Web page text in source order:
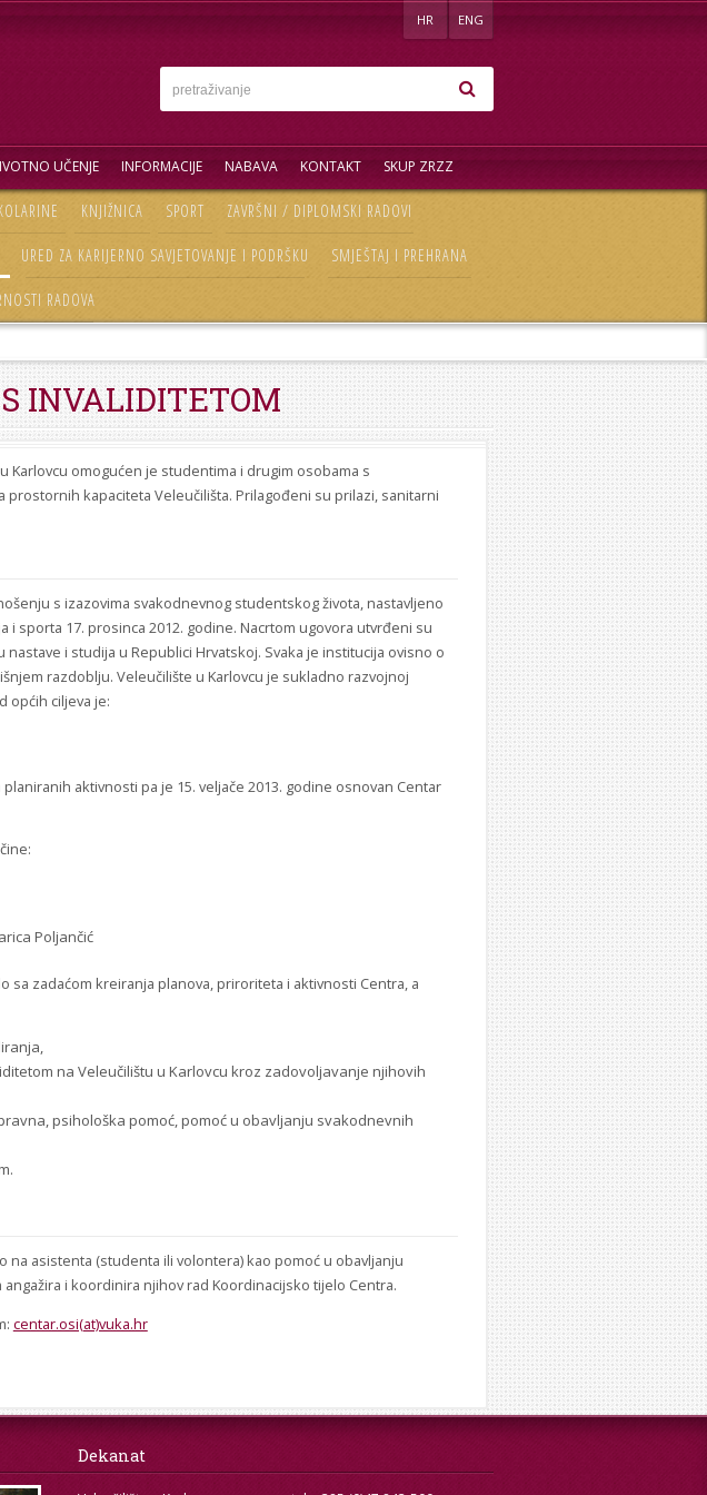
HR ENG
UČENJE INFORMACIJE NABAVA KONTAKT SKUP ZRZZ
KNJIŽNICA SPORT ZAVRŠNI / DIPLOMSKI RADOVI
URED ZA KARIJERNO SAVJETOVANJE I PODRŠKU SMJEŠTAJ I PREHRANA
RADOVA
INVALIDITETOM
omogućen je studentima i drugim osobama s
kapaciteta Veleučilišta. Prilagođeni su prilazi, sanitarni
s izazovima svakodnevnog studentskog života, nastavljeno
sporta 17. prosinca 2012. godine. Nacrtom ugovora utvrđeni su
i studija u Republici Hrvatskoj. Svaka je institucija ovisno o
razdoblju. Veleučilište u Karlovcu je sukladno razvojnoj
općih ciljeva je:
aktivnosti pa je 15. veljače 2013. godine osnovan Centar
Poljančić
zadaćom kreiranja planova, priroriteta i aktivnosti Centra, a
na Veleučilištu u Karlovcu kroz zadovoljavanje njihovih
psihološka pomoć, pomoć u obavljanju svakodnevnih
na asistenta (studenta ili volontera) kao pomoć u obavljanju
i koordinira njihov rad Koordinacijsko tijelo Centra.
centar.osi(at)vuka.hr
Dekanat